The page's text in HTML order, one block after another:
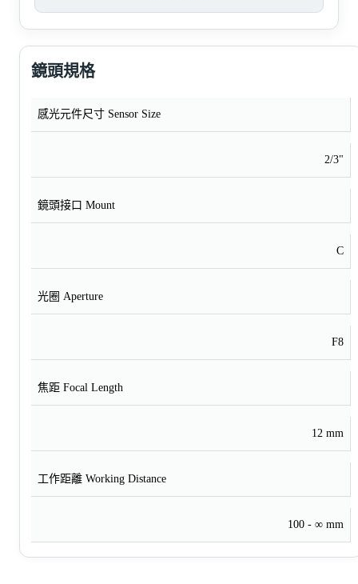
鏡頭規格
感光元件尺寸 Sensor Size
2/3"
鏡頭接口 Mount
C
光圈 Aperture
F8
焦距 Focal Length
12 mm
工作距離 Working Distance
100 - ∞ mm